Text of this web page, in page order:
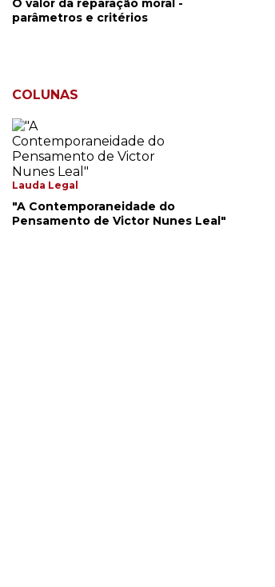
O valor da reparação moral -
parâmetros e critérios
COLUNAS
Lauda Legal
"A Contemporaneidade do
Pensamento de Victor Nunes Leal"